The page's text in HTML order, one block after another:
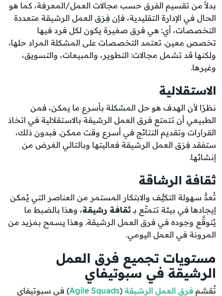
بدلاً من تقسيم الفرق حسب مجالات العمل/المعرفة، كما هو
الحال في الإدارة التقليدية، فإن فِرَق العمل الرشيقة متعددة
التخصصات، أي: هي فرق صغيرة يكون لكل فرد فيها
تخصص معين. تعتمد التخصصات على المشكلة المراد حلها،
ولكنها قد تشمل مجالات: التطوير، والمبيعات، والتسويق،
وغيرها.
الاستقلالية
نظرًا لأن الهدف هو حل المشكلة بأسرع ما يمكن، فمن
الطبيعي أن تتمتع فرق العمل الرشيقة بالاستقلالية في اتخاذ
القرارات وتقديم النتائج في أسرع وقت ممكن. فبدون ذلك،
ستفقد فِرَق العمل الرشيقة فعاليتها وبالتالي الغرض من
إنشائها.
ثقافة الرشاقة
تُعدُّ سهولة التكيُّف والابتكار المستمر من العناصر التي يُمكن
إيجادها في بيئة تتمتّع بـثقافة رشيقة، وهذا بالضبط ما
يُتوقَّع وجوده في فرق العمل الرشيقة. وهذا يسمح بمزيد من
المرونة في العمل اليومي.
مستويات تجميع فرق العمل
الرشيقة في سبوتيفاي
تُقسَّم فرق العمل الرشيقة (
Agile Squads) في سبوتيفاي